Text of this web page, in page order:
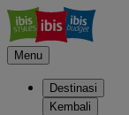
Menu
Destinasi
Kembali